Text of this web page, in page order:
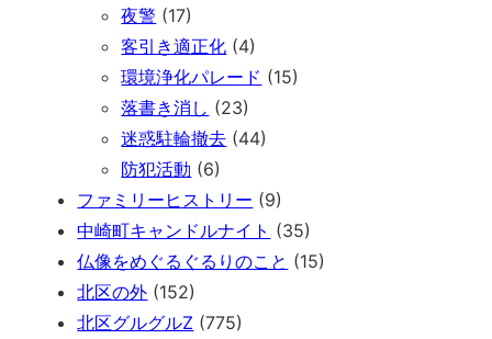
夜警 (17)
客引き適正化 (4)
環境浄化パレード (15)
落書き消し (23)
迷惑駐輪撤去 (44)
防犯活動 (6)
ファミリーヒストリー (9)
中崎町キャンドルナイト (35)
仏像をめぐるぐるりのこと (15)
北区の外 (152)
北区グルグルZ (775)